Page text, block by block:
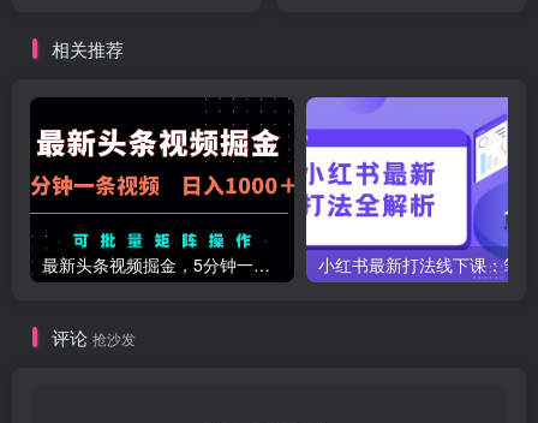
相关推荐
最新头条视频掘金，5分钟一条视频，日入1000＋！可矩阵批量操作
评论 抢沙发